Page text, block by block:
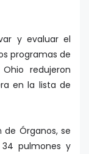
y evaluar el
programas de
redujeron
en la lista de
de Órganos, se
34 pulmones y